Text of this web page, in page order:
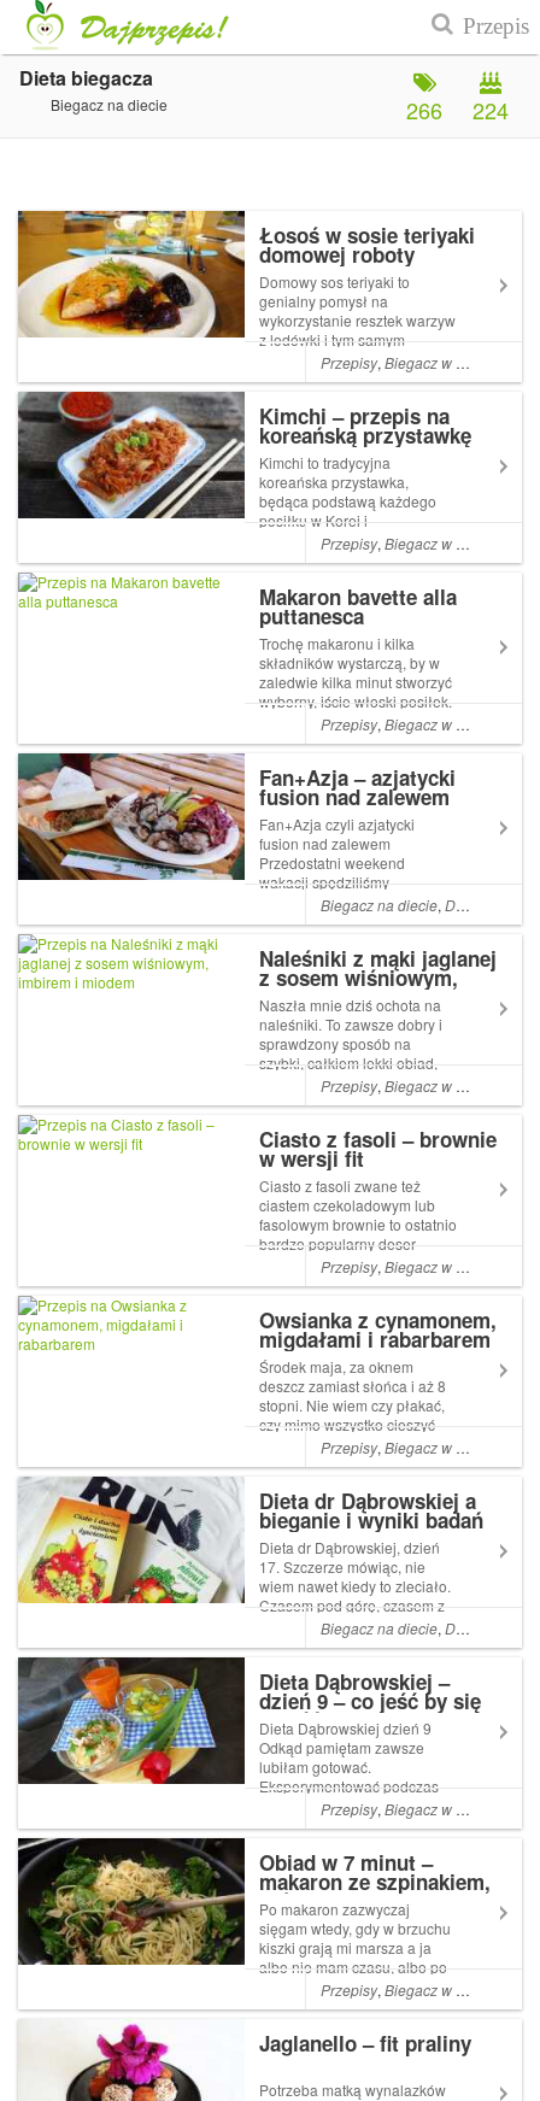
Dieta biegacza
Biegacz na diecie 224
266
Łosoś w sosie teriyaki
domowej roboty
Domowy sos teriyaki to
genialny pomysł na
wykorzystanie resztek warzyw
z lodówki i tym samym
stworzenie czegoś iście
królewskiego. Serio! Sos,
tylko z łososiem, ale też z
samymi warzywami na bazie
których powstał. Jeśli...
Przepisy,Biegacz w kuchni
Kimchi – przepis na
koreańską przystawkę
Kimchi to tradycyjna
koreańska przystawka,
będąca podstawą każdego
posiłku w Korei i
jednocześnie baza wielu zup,
dodatek do smażonych
kimchi pochodzi od
chińskiego słowa chimchae,
co w wolnym tł...
Przepisy,Biegacz w kuchni
Makaron bavette alla
puttanesca
Trochę makaronu i kilka
składników wystarczą, by w
zaledwie kilka minut stworzyć
wyborny, iście włoski posiłek.
Makaron z sosem alla
puttanesca, bo o nim dziś
najprostszych i najbardziej
znanych potraw w słonecznej
Italii. Jedna ...
Przepisy,Biegacz w kuchni
Fan+Azja – azjatycki
fusion nad zalewem
Fan+Azja czyli azjatycki
fusion nad zalewem
Przedostatni weekend
wakacji spędziliśmy
rodzinnie, kręcąc kilometry i
odkrywając nieznane nam
plecakami na plecach
wypchanymi pluszakami i
wodą do picia, po blisko dw...
Biegacz na diecie,Dieta biegacza
Naleśniki z mąki jaglanej
z sosem wiśniowym,
imbirem i miodem
Naszła mnie dziś ochota na
naleśniki. To zawsze dobry i
sprawdzony sposób na
szybki, całkiem lekki obiad,
wszak nie zawsze musi być
mięcho i pyry
Przepisy,Biegacz w kuchni
Ciasto z fasoli – brownie
w wersji fit
Ciasto z fasoli zwane też
ciastem czekoladowym lub
fasolowym brownie to ostatnio
bardzo popularny deser
wśród fit fighterów. I nie ma
się co dziwić, bo ciasto jest
szybkie w przygotowaniu i
proste jak budowa cepa. Na
p...
Przepisy,Biegacz w kuchni
Owsianka z cynamonem,
migdałami i rabarbarem
Środek maja, za oknem
deszcz zamiast słońca i aż 8
stopni. Nie wiem czy płakać,
czy mimo wszystko cieszyć
się, że to jednak nadal
temperatura na plusie.
sałatki na śniadanie, dziś
sięgnęłam po coś spra...
Przepisy,Biegacz w kuchni
Dieta dr Dąbrowskiej a
bieganie i wyniki badań
Dieta dr Dąbrowskiej, dzień
17. Szczerze mówiąc, nie
wiem nawet kiedy to zleciało.
Czasem pod górę, czasem z
górki, grunt że do przodu.
Zmiany, które
po siedemnastu dniach diety:
wcześniej podwyższone
żelazo obniżyło się o ponad
po...
Biegacz na diecie,Dieta biegacza
Dieta Dąbrowskiej –
dzień 9 – co jeść by się
najeść
Dieta Dąbrowskiej dzień 9
Odkąd pamiętam zawsze
lubiłam gotować.
Eksperymentować podczas
gotowania, pokochałam
później. Nie jest problemem
różnych sposobów z
dodatkiem warzyw, problem
zaś staje się przygotowanie
je...
Przepisy,Biegacz w kuchni
Obiad w 7 minut –
makaron ze szpinakiem,
tuńczykiem i suszonymi
pomidorami
Po makaron zazwyczaj
sięgam wtedy, gdy w brzuchu
kiszki grają mi marsza a ja
albo nie mam czasu, albo po
prostu ochoty na to, by pół
dnia tańczyć przy garach. Tak
wybawienie! składniki: oliwa
czosnek świeży, umyty szp...
Przepisy,Biegacz w kuchni
Jaglanello – fit praliny
Potrzeba matką wynalazków